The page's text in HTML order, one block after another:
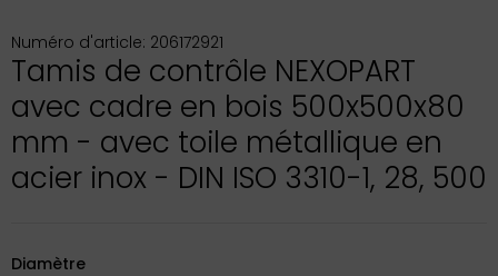
Numéro d'article: 206172921
Tamis de contrôle NEXOPART
avec cadre en bois 500x500x80
mm - avec toile métallique en
acier inox - DIN ISO 3310-1, 28, 500
Diamètre